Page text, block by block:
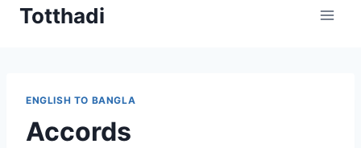
Totthadi
ENGLISH TO BANGLA
Accords